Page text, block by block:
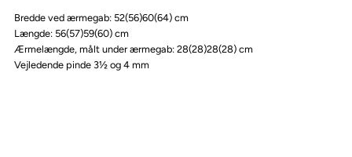
Bredde ved ærmegab: 52(56)60(64) cm
Længde: 56(57)59(60) cm
Ærmelængde, målt under ærmegab: 28(28)28(28) cm
Vejledende pinde 3½og 4 mm